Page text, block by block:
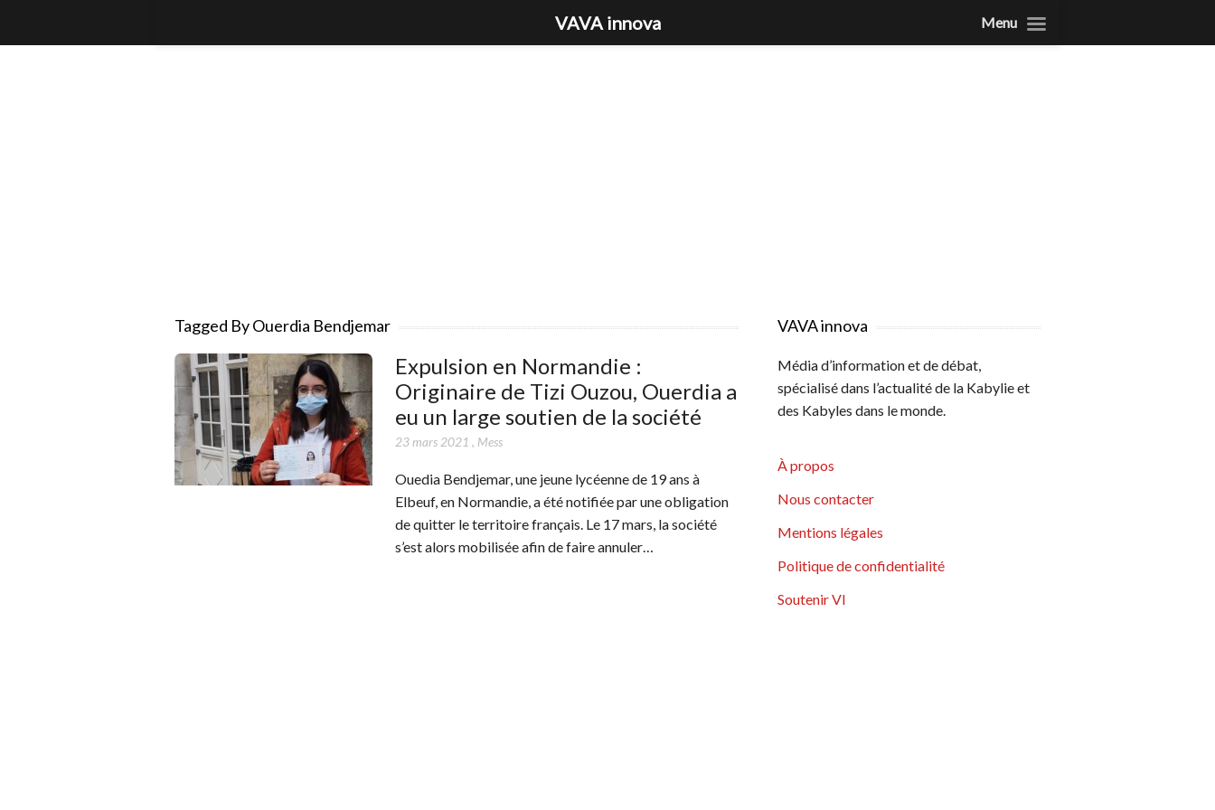
Tagged By Ouerdia Bendjemar
Expulsion en Normandie :
Originaire de Tizi Ouzou, Ouerdia a
eu un large soutien de la société
23 mars 2021 , Mess
Ouedia Bendjemar, une jeune lycéenne de 19 ans à
Elbeuf, en Normandie, a été notifiée par une obligation
de quitter le territoire français. Le 17 mars, la société
s’est alors mobilisée afin de faire annuler…
VAVA innova
Média d’information et de débat,
spécialisé dans l’actualité de la Kabylie et
des Kabyles dans le monde.
À propos
Nous contacter
Mentions légales
Politique de confidentialité
Soutenir VI
VAVA innova Menu